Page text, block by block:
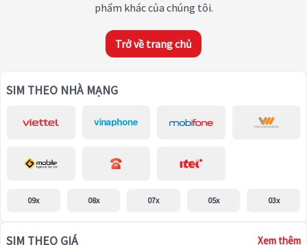
phẩm khác của chúng tôi.
Trở về trang chủ
SIM THEO NHÀ MẠNG
09x 08x 07x 05x 03x
SIM THEO GIÁ Xem thêm